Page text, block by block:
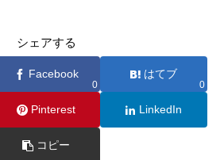
シェアする
Facebook
0
はてブ
0
Pinterest LinkedIn
コピー